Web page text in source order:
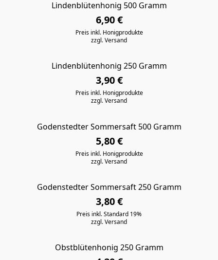
Lindenblütenhonig 500 Gramm
6,90 €
Preis inkl. Honigprodukte
zzgl. Versand
Lindenblütenhonig 250 Gramm
3,90 €
Preis inkl. Honigprodukte
zzgl. Versand
Godenstedter Sommersaft 500 Gramm
5,80 €
Preis inkl. Honigprodukte
zzgl. Versand
Godenstedter Sommersaft 250 Gramm
3,80 €
Preis inkl. Standard 19%
zzgl. Versand
Obstblütenhonig 250 Gramm